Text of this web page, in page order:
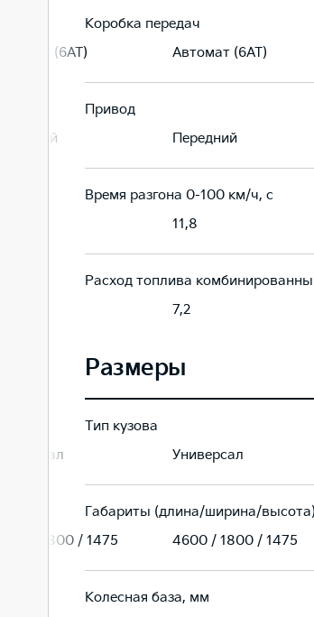
Коробка передач
Автомат (6AT) Автомат (6AT)
Привод
Передний Передний
Время разгона 0-100 км/ч, с
11,8
Расход топлива
7,2
Размеры
Тип кузова
Универсал Универсал
Габариты (длина/ширина/
4600 / 1800 / 1475 4600 / 1800 / 1475
Колесная база, мм